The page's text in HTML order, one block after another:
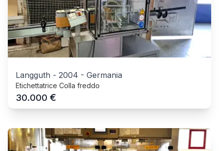
Langguth - 2004 - Germania
Etichettatrice Colla freddo
30.000 €